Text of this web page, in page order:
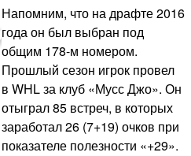
Напомним, что на драфте 2016
года он был выбран под
общим 178-м номером.
Прошлый сезон игрок провел
в WHL за клуб «Мусс Джо». Он
отыграл 85 встреч, в которых
заработал 26 (7+19) очков при
показателе полезности «+29».